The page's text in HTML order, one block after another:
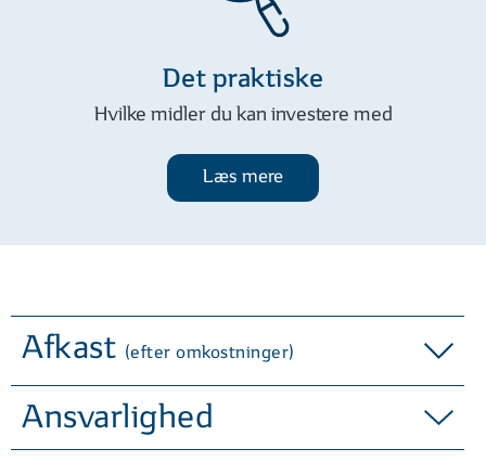
Fonden har den største andel
obligationer og mindste andel aktier
blandt de fondene i Sydinvest
Formue.
Teamet bag Sydinvest Formue har
mange års erfaring med de
investeringssammensætningen
Alt i en portefølje
Sydinvest Formue indeholder både
aktier, obligationer, og alternativer –
Det praktiske
Hvilke midler du kan investere med
Læs mere
Afkast (efter omkostninger)
Ansvarlighed